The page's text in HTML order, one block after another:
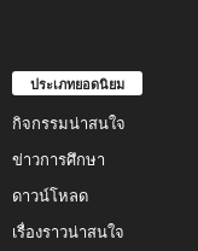
ประเภทยอดนิยม
กิจกรรมน่าสนใจ
ข่าวการศึกษา
ดาวน์โหลด
เรื่องราวน่าสนใจ